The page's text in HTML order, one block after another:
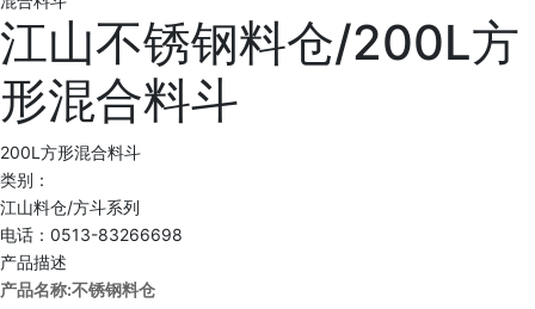
江山不锈钢料仓/200L方
形混合料斗
200L方形混合料斗
类别：
江山料仓/方斗系列
电话：0513-83266698
产品描述
产品名称:不锈钢料仓